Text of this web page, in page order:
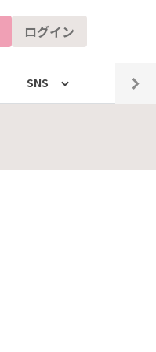
ログイン
SNS